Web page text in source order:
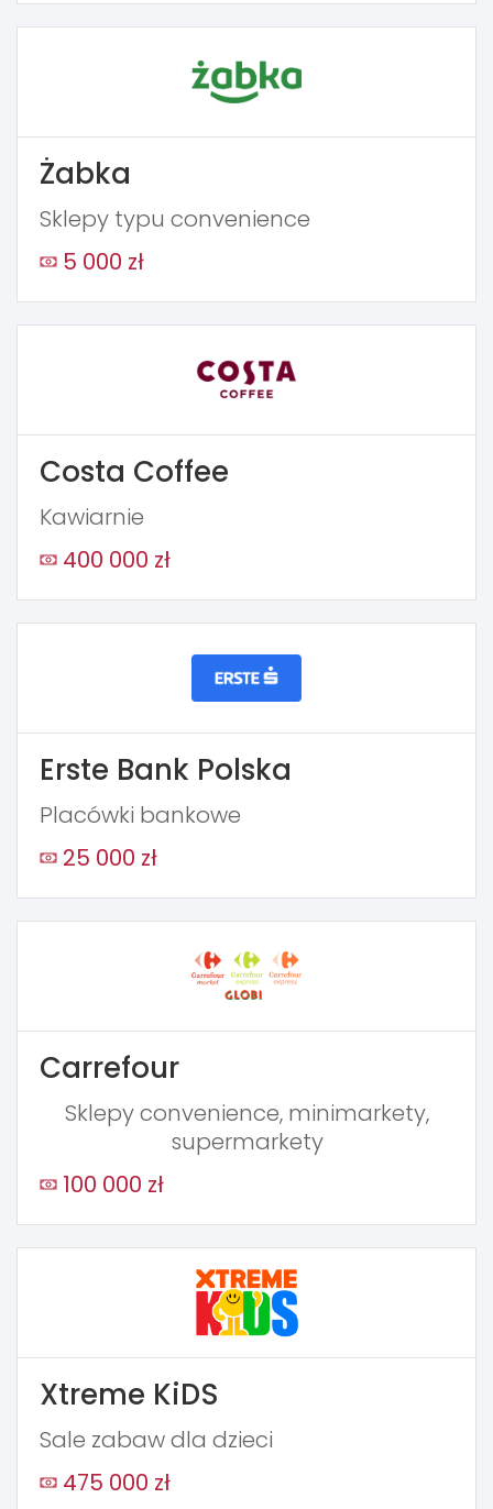
Żabka
Sklepy typu convenience
5 000 zł
Costa Coffee
Kawiarnie
400 000 zł
Erste Bank Polska
Placówki bankowe
25 000 zł
Carrefour
Sklepy convenience, minimarkety,
supermarkety
100 000 zł
Xtreme KiDS
Sale zabaw dla dzieci
475 000 zł